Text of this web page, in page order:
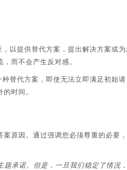
以提供替代方案，提出解决方案或为
而不会产生反对感。
替代方案，即使无法立即满足初始请
时间。
原因。通过强调您必须尊重的必要
题承诺。但是，一旦我们稳定了情况